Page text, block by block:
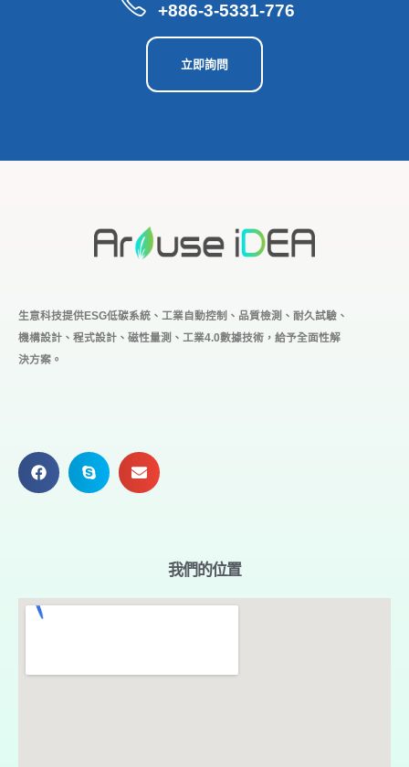
+886-3-5331-776
立即詢問
生意科技提供ESG低碳系統、工業自動控制、品質檢測、耐久試驗、
機構設計、程式設計、磁性量測、工業4.0數據技術，給予全面性解
決方案。
我們的位置